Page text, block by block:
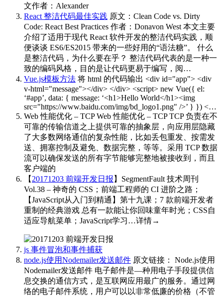
文作者：Alexander
React 整洁代码最佳实践 原文：Clean Code vs. Dirty
Code: React Best Practices 作者：Donavon West 本文主要
介绍了适用于现代 React 软件开发的整洁代码实践，顺
便谈谈 ES6/ES2015 带来的一些好用的“语法糖”。 什么
是整洁代码，为什么要在乎？ 整洁代码代表的是一种一
致的编码风格，目的是让代码更易于编写，阅…
Vue.js模板方法 将 html 的代码输出 <div id="app"> <div
v-html="message"></div> </div> <script> new Vue({ el:
‘#app’, data: { message: ‘<h1>Hello World</h1><img
src="https://www.baidu.com/img/bd_logo1.png" />’ } }) <…
Web 性能优化 – TCPWeb 性能优化 – TCP TCP 负责在不
可靠的传输信道之上提供可靠的抽象层，向应用层隐藏
了大多数网络通信的复杂性能，比如丢包重发、按需发
送、拥塞控制及避免、数据完整，等等。采用 TCP 数据
流可以确保发送的所有字节能够完整地被接收到，而且
客户端的
【 20171203 前端开发日报 】SegmentFault 技术周刊
Vol.38 – 神奇的 CSS；前端工程师的 CI 进阶之路；
【JavaScript从入门到精通】第十九课；7 款前端开发者
重制的经典游戏 总有一款能让你回味童年时光；CSS自
适应导航菜单；JavaScript学习…详情→
js 事件冒泡和事件捕获
node.js使用Nodemailer发送邮件 原文链接： Node.js使用
Nodemailer发送邮件 电子邮件是—种用电子手段提供信
息交换的通信方式，是互联网应用最广的服务。通过网
络的电子邮件系统，用户可以以非常低廉的价格（不管